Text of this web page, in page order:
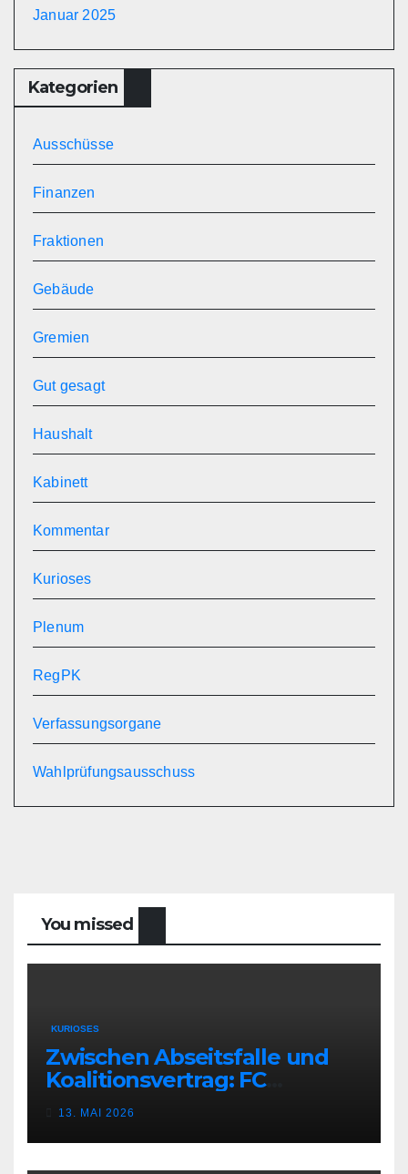
Januar 2025
Kategorien
Ausschüsse
Finanzen
Fraktionen
Gebäude
Gremien
Gut gesagt
Haushalt
Kabinett
Kommentar
Kurioses
Plenum
RegPK
Verfassungsorgane
Wahlprüfungsausschuss
You missed
KURIOSES
Zwischen Abseitsfalle und
Koalitionsvertrag: FC
Bundestag bei der
Parlamentarier-EM
13. MAI 2026